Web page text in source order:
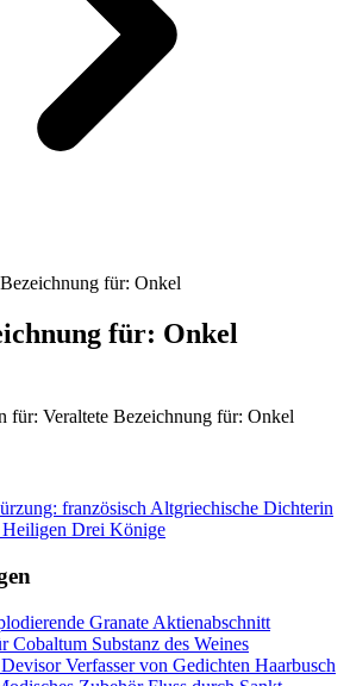
für: Onkel
für: Onkel
für: Veraltete Bezeichnung für: Onkel
französisch Altgriechische Dichterin
Heiligen Drei Könige
Granate Aktienabschnitt
Cobaltum Substanz des Weines
DevisorVerfasser von Gedichten Haarbusch